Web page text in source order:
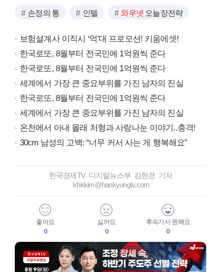
손정의 통 인텔 와우넷 오늘장전략
보험설계사 이직시 ‘억’대 프로모션! 키움에셋!
한국로또, 8월부터 전국민에 1억원씩 준다
한국로또, 8월부터 전국민에 1억원씩 준다
세계에서 가장 큰 중요부위를 가진 남자의 진실
한국로또, 8월부터 전국민에 1억원씩 준다
세계에서 가장 큰 중요부위를 가진 남자의 진실
온천에서 아내 몰래 처형과 사랑나눈 이야기..충격!
30cm 남성의 고백: “너무 커서 사는 게 행복해요”
한국경제TV 디지털뉴스부 김현경 기자
khkkim@hankyungtv.com
좋아요
0
싫어요
0
후속기사 원해요
0